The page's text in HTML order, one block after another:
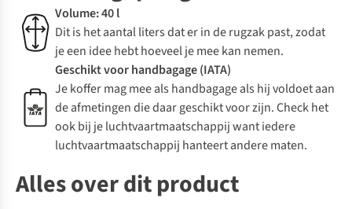
Volume: 40 l
Dit is het aantal liters dat er in de rugzak past, zodat
je een idee hebt hoeveel je mee kan nemen.
Geschikt voor handbagage (IATA)
Je koffer mag mee als handbagage als hij voldoet aan
de afmetingen die daar geschikt voor zijn. Check het
ook bij je luchtvaartmaatschappij want iedere
luchtvaartmaatschappij hanteert andere maten.
Alles over dit product